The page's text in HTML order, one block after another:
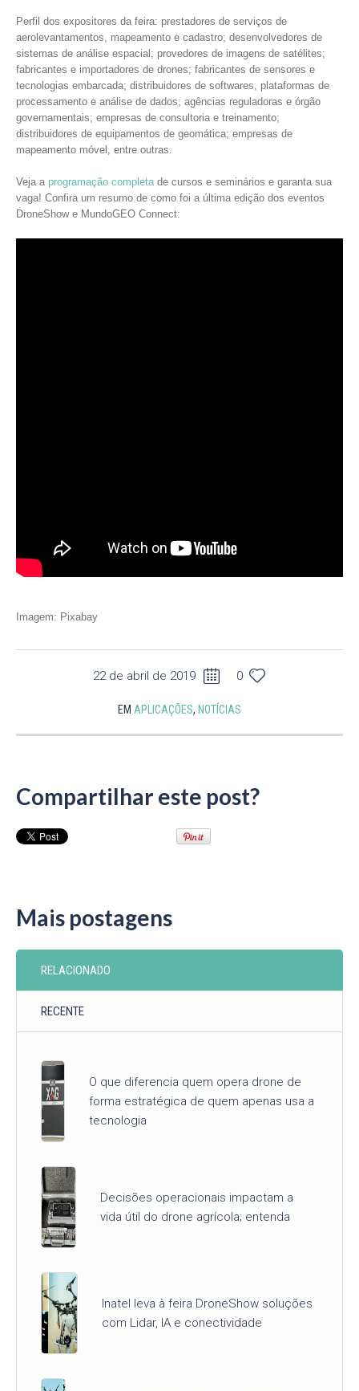
Perfil dos expositores da feira: prestadores de serviços de
aerolevantamentos, mapeamento e cadastro; desenvolvedores de
sistemas de análise espacial; provedores de imagens de satélites;
fabricantes e importadores de drones; fabricantes de sensores e
tecnologias embarcada; distribuidores de softwares, plataformas de
processamento e análise de dados; agências reguladoras e órgão
governamentais; empresas de consultoria e treinamento;
distribuidores de equipamentos de geomática; empresas de
mapeamento móvel, entre outras.
Veja a programação completa de cursos e seminários e garanta sua
vaga! Confira um resumo de como foi a última edição dos eventos
DroneShow e MundoGEO Connect:
Imagem: Pixabay
22 de abril de 2019 0
EM APLICAÇÕES, NOTÍCIAS
Compartilhar este post?
Mais postagens
RELACIONADO
RECENTE
O que diferencia quem opera drone de
forma estratégica de quem apenas usa a
tecnologia
Decisões operacionais impactam a
vida útil do drone agrícola; entenda
Inatel leva à feira DroneShow soluções
com Lidar, IA e conectividade